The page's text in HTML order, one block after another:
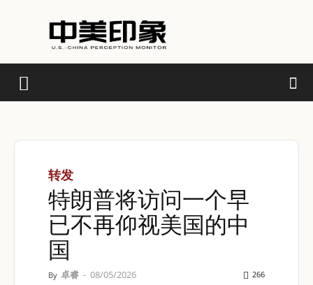
转发
特朗普将访问一个早
已不再仰视美国的中
国
By 卓睿 - 08/05/2026 266